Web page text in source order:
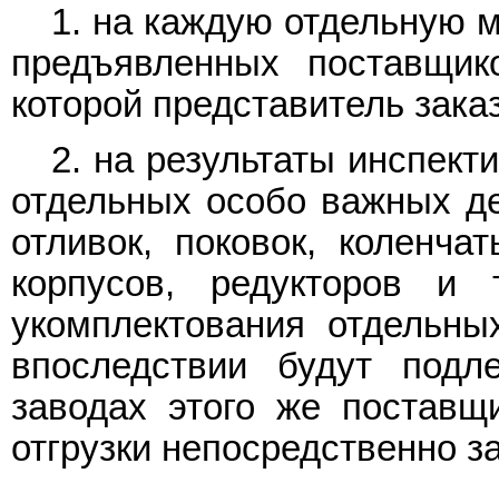
1. на каждую отдельную
предъявленных
которой представитель
2. на результаты
отдельных особо важных
отливок, поковок,
корпусов, редукторов и
укомплектования
впоследствии будут
заводах этого же
отгрузки непосредственно